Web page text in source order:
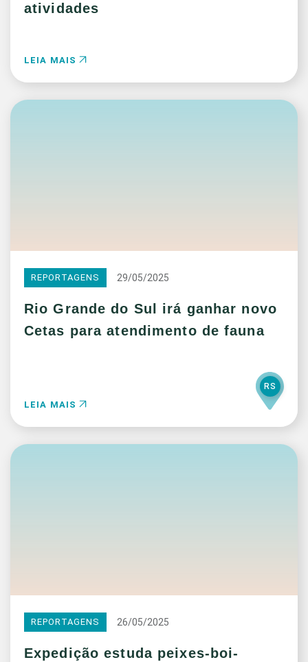
atividades
LEIA MAIS
REPORTAGENS 29/05/2025
Rio Grande do Sul irá ganhar novo
Cetas para atendimento de fauna
LEIA MAIS
RS
REPORTAGENS 26/05/2025
Expedição estuda peixes-boi-